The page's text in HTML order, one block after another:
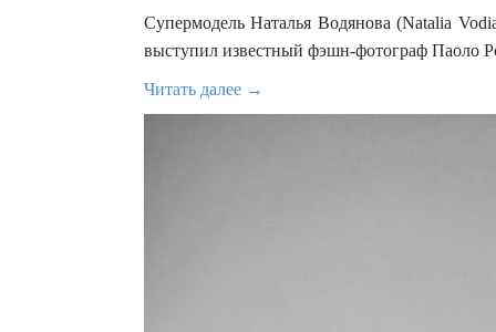
Супермодель Наталья Водянова (Natalia
выступил известный фэшн-фотограф Паоло
Читать далее →